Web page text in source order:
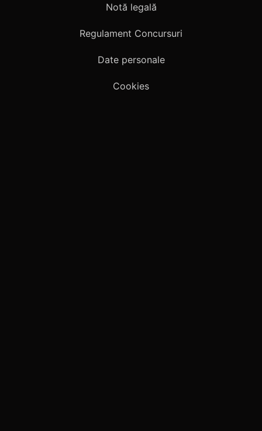
Notă legală
Regulament Concursuri
Date personale
Cookies